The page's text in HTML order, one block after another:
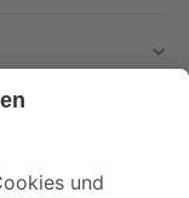
verpassen!